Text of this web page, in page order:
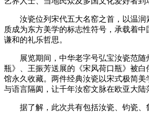
汝瓷位列宋代五大名窑之首，以温润
质成为东方美学的标志性符号，承载着中
谦和的礼乐哲思。
展览期间，中华老字号弘宝汝瓷范随
瓶》、王振芳送展的《宋风荷口瓶》被白
馆永久收藏。两件经典汝瓷以宋式极简美
与语言隔阂，让千年汝窑文脉在欧亚大陆
据了解，此次共有包括汝瓷、钧瓷、